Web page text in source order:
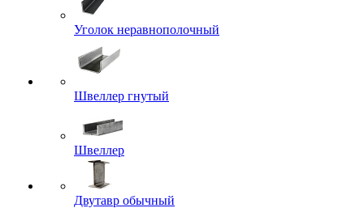
Уголок неравнополочный
Швеллер гнутый
Швеллер
Двутавр обычный